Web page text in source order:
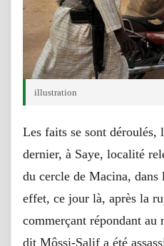
illustration
Les faits se sont déroulés,
dernier, à Saye, localité
du cercle de Macina, dans
effet, ce jour là, après la
commerçant répondant au
dit Môssi-Salif a été